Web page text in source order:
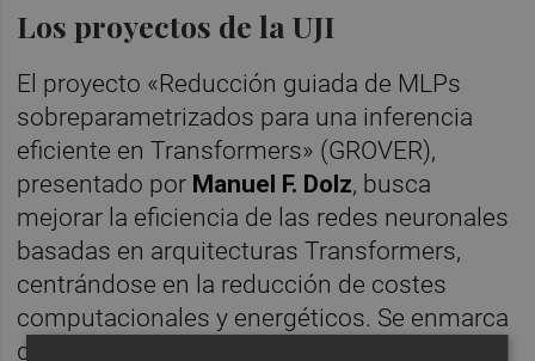
Los proyectos de la UJI
El proyecto «Reducción guiada de MLPs
sobreparametrizados para una inferencia
eficiente en Transformers» (GROVER),
presentado por Manuel F. Dolz, busca
mejorar la eficiencia de las redes neuronales
basadas en arquitecturas Transformers,
centrándose en la reducción de costes
computacionales y energéticos. Se enmarca
dentro del campo de las ciencias de la